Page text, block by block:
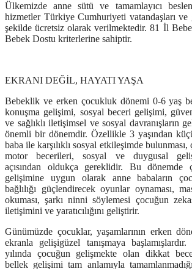
Ülkemizde anne sütü ve tamamlayıcı
hizmetler Türkiye Cumhuriyeti vatandaşları ve
şekilde ücretsiz olarak verilmektedir. 81 İl
Bebek Dostu kriterlerine sahiptir.
EKRANI DEĞİL, HAYATI YAŞA
Bebeklik ve erken çocukluk dönemi 0-6 yaş
konuşma gelişimi, sosyal beceri gelişimi,
ve sağlıklı iletişimsel ve sosyal davranışların
önemli bir dönemdir. Özellikle 3 yaşından
baba ile karşılıklı sosyal etkileşimde
motor becerileri, sosyal ve duygusal
açısından oldukça gereklidir. Bu dönemde
gelişimine uygun olarak anne babaların
bağlılığı güçlendirecek oyunlar oynaması,
okuması, şarkı ninni söylemesi çocuğun
iletişimini ve yaratıcılığını geliştirir.
Günümüzde çocuklar, yaşamlarının erken
ekranla gelişigüzel tanışmaya
yılında çocuğun gelişmekte olan dikkat
bellek gelişimi tam anlamıyla